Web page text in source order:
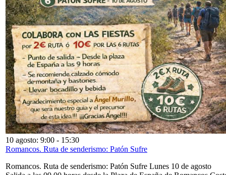
10 agosto: 9:00 - 15:30
Romancos. Ruta de senderismo: Patón Sufre
Romancos. Ruta de senderismo: Patón Sufre Lunes 10 de agosto